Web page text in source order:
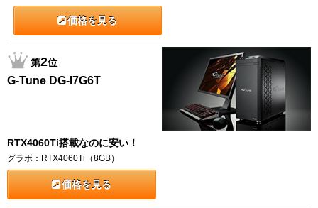
価格を見る
第2位
G-Tune DG-I7G6T
RTX4060Ti搭載なのに安い！
グラボ：RTX4060Ti（8GB）
価格を見る